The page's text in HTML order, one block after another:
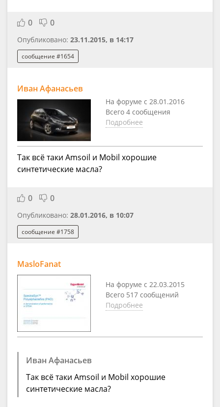
0 0
Опубликовано: 23.11.2015, в 14:17
сообщение #1654
Иван Афанасьев
На форуме с 28.01.2016
Всего 4 сообщения
Подробнее
Так всё таки Amsoil и Mobil хорошие
синтетические масла?
0 0
Опубликовано: 28.01.2016, в 10:07
сообщение #1758
MasloFanat
На форуме с 22.03.2015
Всего 517 сообщений
Подробнее
Иван Афанасьев
Так всё таки Amsoil и Mobil хорошие
синтетические масла?